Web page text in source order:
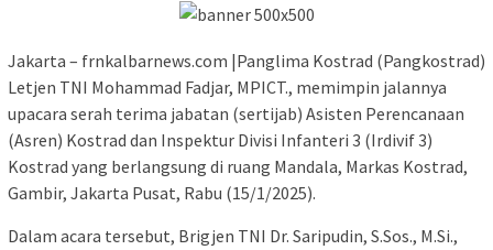
Jakarta – frnkalbarnews.com |Panglima Kostrad (Pangkostrad)
Letjen TNI Mohammad Fadjar, MPICT., memimpin jalannya
upacara serah terima jabatan (sertijab) Asisten Perencanaan
(Asren) Kostrad dan Inspektur Divisi Infanteri 3 (Irdivif 3)
Kostrad yang berlangsung di ruang Mandala, Markas Kostrad,
Gambir, Jakarta Pusat, Rabu (15/1/2025).
Dalam acara tersebut, Brigjen TNI Dr. Saripudin, S.Sos., M.Si.,